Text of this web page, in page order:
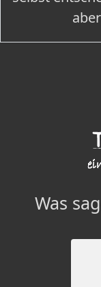
Was